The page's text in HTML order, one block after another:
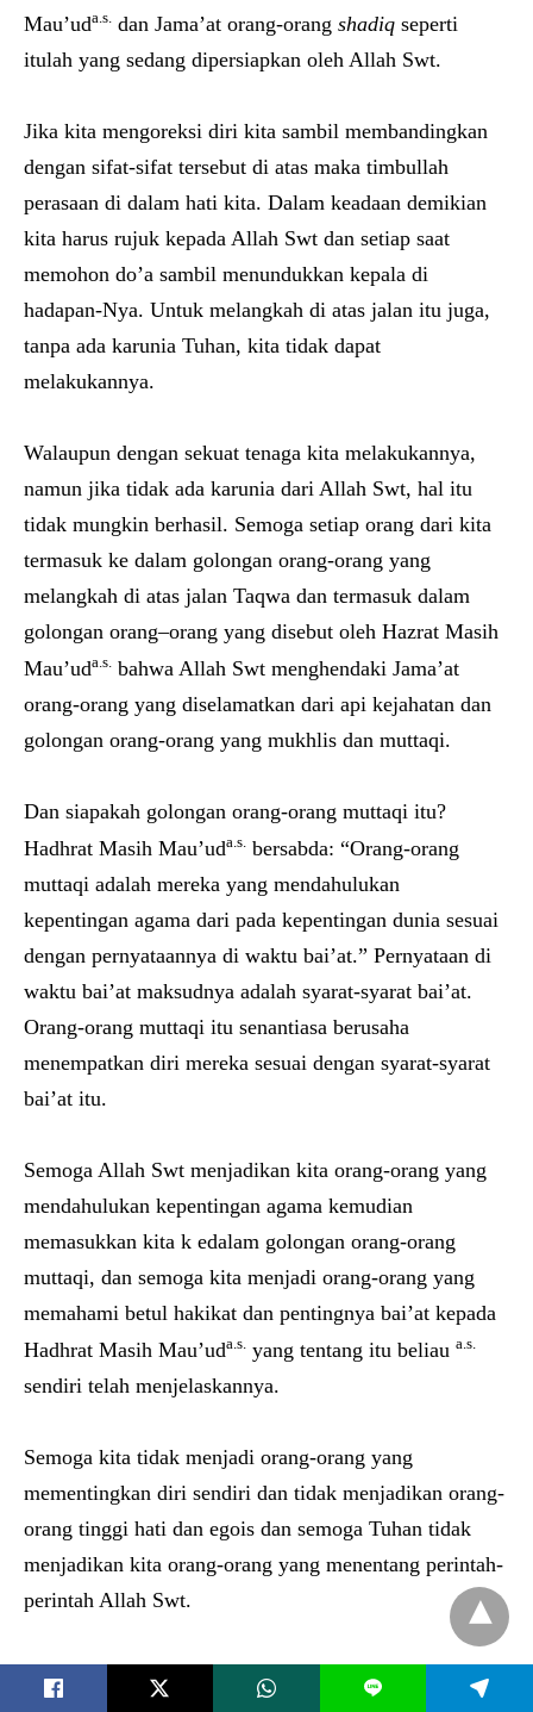
Mau’uda.s. dan Jama’at orang-orang shadiq seperti
itulah yang sedang dipersiapkan oleh Allah Swt.
Jika kita mengoreksi diri kita sambil membandingkan
dengan sifat-sifat tersebut di atas maka timbullah
perasaan di dalam hati kita. Dalam keadaan demikian
kita harus rujuk kepada Allah Swt dan setiap saat
memohon do’a sambil menundukkan kepala di
hadapan-Nya. Untuk melangkah di atas jalan itu juga,
tanpa ada karunia Tuhan, kita tidak dapat
melakukannya.
Walaupun dengan sekuat tenaga kita melakukannya,
namun jika tidak ada karunia dari Allah Swt, hal itu
tidak mungkin berhasil. Semoga setiap orang dari kita
termasuk ke dalam golongan orang-orang yang
melangkah di atas jalan Taqwa dan termasuk dalam
golongan orang–orang yang disebut oleh Hazrat Masih
Mau’uda.s. bahwa Allah Swt menghendaki Jama’at
orang-orang yang diselamatkan dari api kejahatan dan
golongan orang-orang yang mukhlis dan muttaqi.
Dan siapakah golongan orang-orang muttaqi itu?
Hadhrat Masih Mau’uda.s. bersabda: “Orang-orang
muttaqi adalah mereka yang mendahulukan
kepentingan agama dari pada kepentingan dunia sesuai
dengan pernyataannya di waktu bai’at.” Pernyataan di
waktu bai’at maksudnya adalah syarat-syarat bai’at.
Orang-orang muttaqi itu senantiasa berusaha
menempatkan diri mereka sesuai dengan syarat-syarat
bai’at itu.
Semoga Allah Swt menjadikan kita orang-orang yang
mendahulukan kepentingan agama kemudian
memasukkan kita k edalam golongan orang-orang
muttaqi, dan semoga kita menjadi orang-orang yang
memahami betul hakikat dan pentingnya bai’at kepada
Hadhrat Masih Mau’uda.s. yang tentang itu beliau a.s.
sendiri telah menjelaskannya.
Semoga kita tidak menjadi orang-orang yang
mementingkan diri sendiri dan tidak menjadikan orang-
orang tinggi hati dan egois dan semoga Tuhan tidak
menjadikan kita orang-orang yang menentang perintah-
perintah Allah Swt.
Dan semoga kita menjadi teladan bagi orang-orang lain.
L